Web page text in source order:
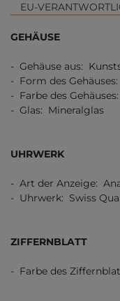
EU-
GEHÄUSE
- Gehäuse aus:
- Form des
- Farbe des
- Glas: Mineralglas
UHRWERK
- Art der Anzeige:
- Uhrwerk: Swiss
ZIFFERNBLATT
- Farbe des